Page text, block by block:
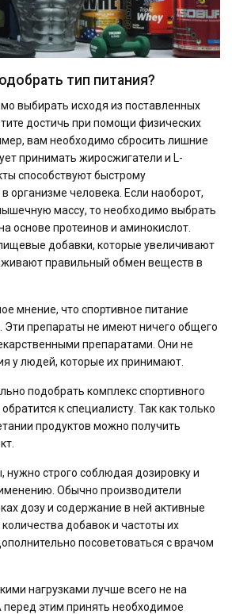
тип питания?
выбирать исходя из поставленных
достичь при помощи физических
вам необходимо сбросить лишние
принимать жиросжигатели и L-
способствуют быстрому
организме человека. Если наоборот,
массу, то необходимо выбрать
основе протеинов и аминокислот.
добавки, которые увеличивают
правильный обмен веществ в
мнение, что спортивное питание
Эти препараты не имеют ничего общего
препаратами. Они не
у людей, которые их принимают.
подобрать комплекс спортивного
к специалисту. Так как только
продуктов можно получить
нужно строго соблюдая дозировку и
Обычно производители
дозу и содержание в ней активные
добавок и частоты их
посоветоваться с врачом
нагрузками лучше всего не на
этим принять необходимое